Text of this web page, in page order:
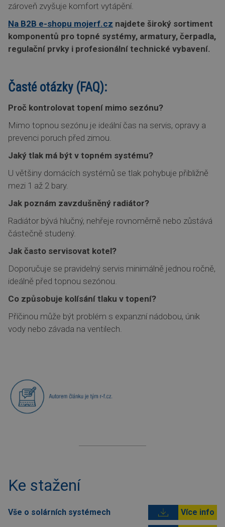
zároveň zvyšuje komfort vytápění.
Na B2B e-shopu mojerf.cz najdete široký sortiment
komponentů pro topné systémy, armatury, čerpadla,
regulační prvky i profesionální technické vybavení.
Časté otázky (FAQ):
Proč kontrolovat topení mimo sezónu?
Mimo topnou sezónu je ideální čas na servis, opravy a
prevenci poruch před zimou.
Jaký tlak má být v topném systému?
U většiny domácích systémů se tlak pohybuje přibližně
mezi 1 až 2 bary.
Jak poznám zavzdušněný radiátor?
Radiátor bývá hlučný, nehřeje rovnoměrně nebo zůstává
částečně studený.
Jak často servisovat kotel?
Doporučuje se pravidelný servis minimálně jednou ročně,
ideálně před topnou sezónou.
Co způsobuje kolísání tlaku v topení?
Příčinou může být problém s expanzní nádobou, únik
vody nebo závada na ventilech.
Ke stažení
Vše o solárních systémech Více info